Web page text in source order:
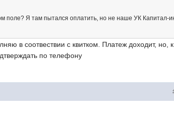
поле? Я там пытался оплатить, но не наше УК Капитал-
в соотвествии с квитком. Платеж доходит, но, к
по телефону